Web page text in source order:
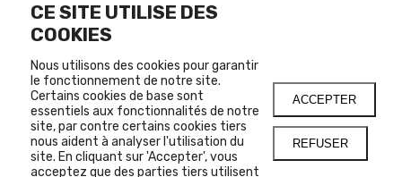
11 AVRIL 2003-1 JUIN 2003
GRANDE SALLE
CE SITE UTILISE DES
COOKIES
Nous utilisons des cookies pour garantir
le fonctionnement de notre site.
Certains cookies de base sont
essentiels aux fonctionnalités de notre
site, par contre certains cookies tiers
nous aident à analyser l'utilisation du
site. En cliquant sur 'Accepter', vous
acceptez que des parties tiers utilisent
ACCEPTER
REFUSER